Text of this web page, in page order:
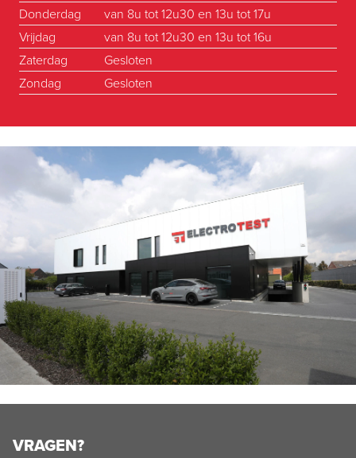
Donderdag
van 8u tot 12u30 en 13u tot 17u
Vrijdag
van 8u tot 12u30 en 13u tot 16u
Zaterdag
Gesloten
Zondag
Gesloten
VRAGEN?